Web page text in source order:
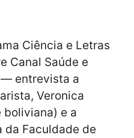
Ciência e Letras
Canal Saúde e
— entrevista a
Veronica
boliviana) e a
da Faculdade de